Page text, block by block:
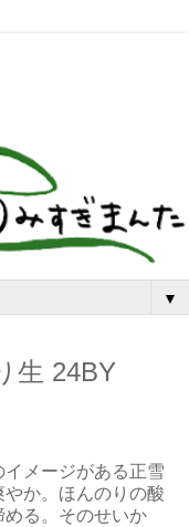
▼
生 24BY
メージがある正雪
か。ほんのりの酸
める。そのせいか